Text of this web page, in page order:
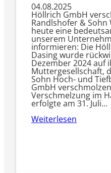
04.08.2025
Höllrich GmbH
Randlshofer & Sohn
heute eine
unserem
informieren: Die
Dasing wurde
Dezember 2024 auf
Muttergesellschaft,
Sohn Hoch- und
GmbH
Verschmelzung im
erfolgte am 31. Juli…
Weiterlesen